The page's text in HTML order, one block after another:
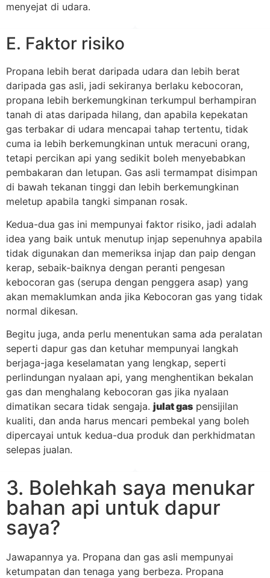
menyejat di udara.
E. Faktor risiko
Propana lebih berat daripada udara dan lebih berat
daripada gas asli, jadi sekiranya berlaku kebocoran,
propana lebih berkemungkinan terkumpul berhampiran
tanah di atas daripada hilang, dan apabila kepekatan
gas terbakar di udara mencapai tahap tertentu, tidak
cuma ia lebih berkemungkinan untuk meracuni orang,
tetapi percikan api yang sedikit boleh menyebabkan
pembakaran dan letupan. Gas asli termampat disimpan
di bawah tekanan tinggi dan lebih berkemungkinan
meletup apabila tangki simpanan rosak.
Kedua-dua gas ini mempunyai faktor risiko, jadi adalah
idea yang baik untuk menutup injap sepenuhnya apabila
tidak digunakan dan memeriksa injap dan paip dengan
kerap, sebaik-baiknya dengan peranti pengesan
kebocoran gas (serupa dengan penggera asap) yang
akan memaklumkan anda jika Kebocoran gas yang tidak
normal dikesan.
Begitu juga, anda perlu menentukan sama ada peralatan
seperti dapur gas dan ketuhar mempunyai langkah
berjaga-jaga keselamatan yang lengkap, seperti
perlindungan nyalaan api, yang menghentikan bekalan
gas dan menghalang kebocoran gas jika nyalaan
dimatikan secara tidak sengaja. julat gas pensijilan
kualiti, dan anda harus mencari pembekal yang boleh
dipercayai untuk kedua-dua produk dan perkhidmatan
selepas jualan.
3. Bolehkah saya menukar
bahan api untuk dapur
saya?
Jawapannya ya. Propana dan gas asli mempunyai
ketumpatan dan tenaga yang berbeza. Propana